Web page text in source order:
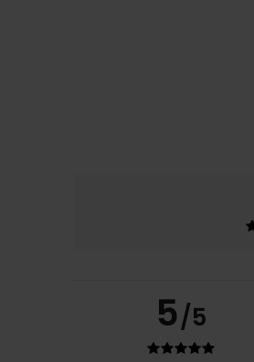
5/5